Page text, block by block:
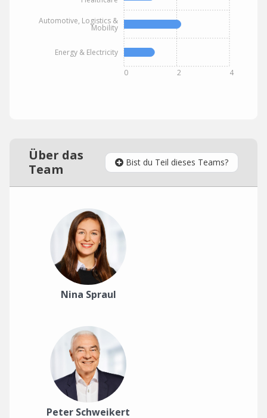
Energy & Electricity
Automotive, Logistics &
Mobility
0 2 4
Über das
Team
Bist du Teil dieses Teams?
Nina Spraul
Peter Schweikert